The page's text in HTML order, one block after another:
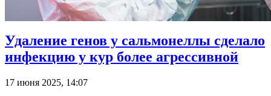
Удаление генов у сальмонеллы сделало
инфекцию у кур более агрессивной
17 июня 2025, 14:07